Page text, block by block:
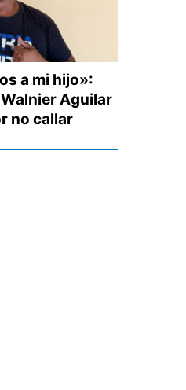
a mi hijo»:
Aguilar
no callar